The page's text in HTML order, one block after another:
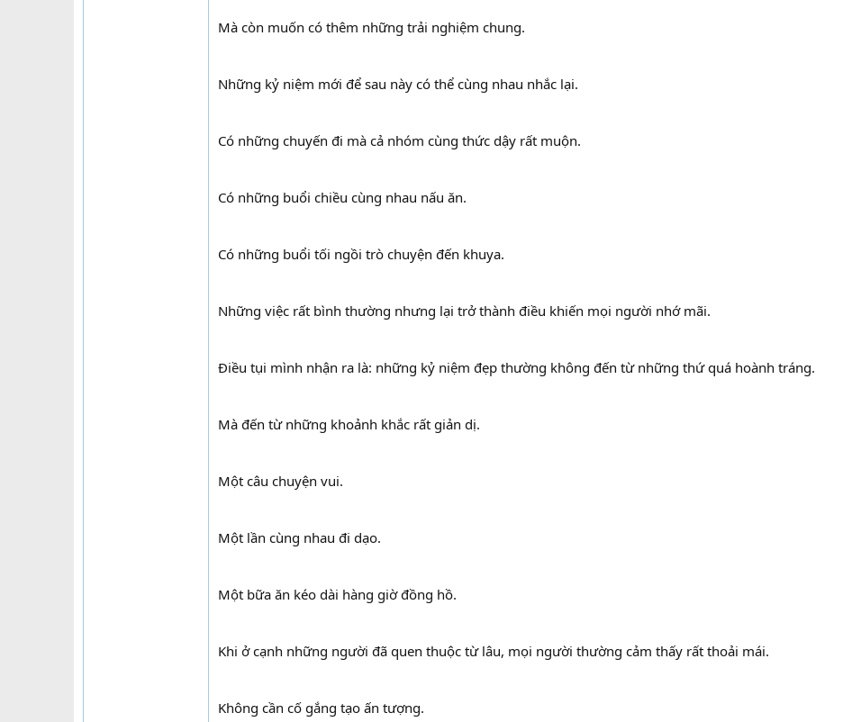
Mà còn muốn có thêm những trải nghiệm chung.
Những kỷ niệm mới để sau này có thể cùng nhau nhắc lại.
Có những chuyến đi mà cả nhóm cùng thức dậy rất muộn.
Có những buổi chiều cùng nhau nấu ăn.
Có những buổi tối ngồi trò chuyện đến khuya.
Những việc rất bình thường nhưng lại trở thành điều khiến mọi người nhớ mãi.
Điều tụi mình nhận ra là: những kỷ niệm đẹp thường không đến từ những thứ quá hoành tráng.
Mà đến từ những khoảnh khắc rất giản dị.
Một câu chuyện vui.
Một lần cùng nhau đi dạo.
Một bữa ăn kéo dài hàng giờ đồng hồ.
Khi ở cạnh những người đã quen thuộc từ lâu, mọi người thường cảm thấy rất thoải mái.
Không cần cố gắng tạo ấn tượng.